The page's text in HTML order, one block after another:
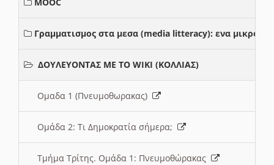
Γραμματισμος στα μεσα (media litteracy): ενα μικρο
ΔΟΥΛΕΥΟΝΤΑΣ ΜΕ ΤΟ WIKI (ΚΟΛΛΙΑΣ)
Ομαδα 1 (Πνευμοθωρακας)
Ομάδα 2: Τι Δημοκρατία σήμερα;
Τμήμα Τρίτης. Ομάδα 1: Πνευμοθώρακας